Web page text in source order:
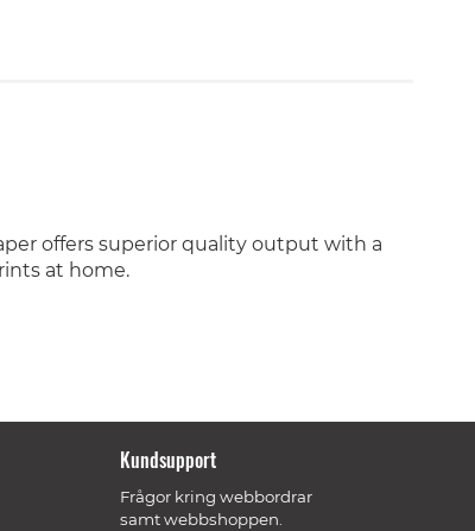
offers superior quality output with a
at home.
Kundsupport
Frågor kring webbordrar
samt webbshoppen.